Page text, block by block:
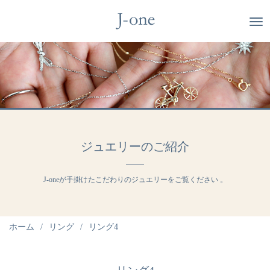
ジュエリーのご紹介
J-oneが手掛けたこだわりのジュエリーをご覧ください 。
ホーム リング リング4